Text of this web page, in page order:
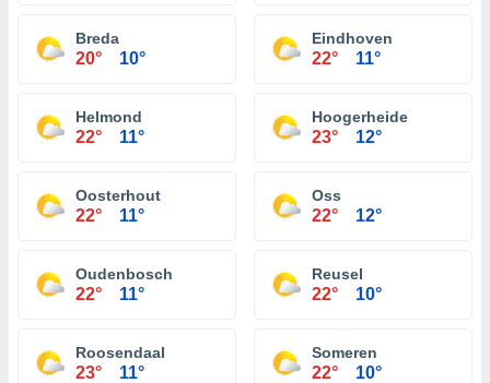
Breda
20° 10°
Eindhoven
22° 11°
Helmond
22° 11°
Hoogerheide
23° 12°
Oosterhout
22° 11°
Oss
22° 12°
Oudenbosch
22° 11°
Reusel
22° 10°
Roosendaal
23° 11°
Someren
22° 10°